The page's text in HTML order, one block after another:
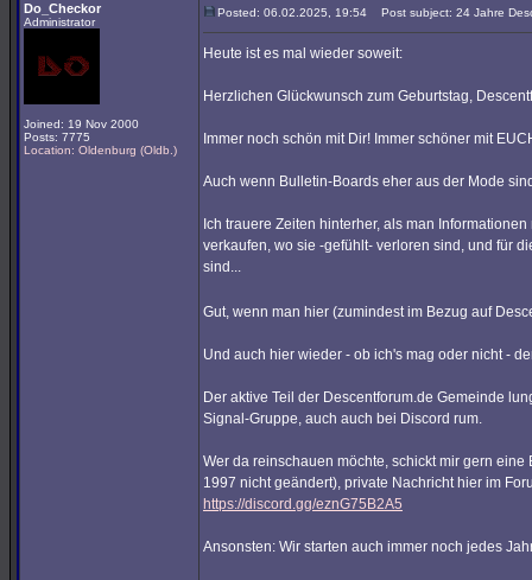
Do_Checkor
Administrator
Joined: 19 Nov 2000
Posts: 7775
Location: Oldenburg (Oldb.)
Posted: 06.02.2025, 19:54 Post subject: 24 Jahre
Heute ist es mal wieder soweit:
Herzlichen Glückwunsch zum Geburtstag,
Immer noch schön mit Dir! Immer schöner mit
Auch wenn Bulletin-Boards eher aus der Mode
Ich trauere Zeiten hinterher, als man
verkaufen, wo sie -gefühlt- verloren sind, und für
sind...
Gut, wenn man hier (zumindest im Bezug auf
Und auch hier wieder - ob ich's mag oder nicht -
Der aktive Teil der Descentforum.de Gemeinde
Signal-Gruppe, auch auch bei Discord rum.
Wer da reinschauen möchte, schickt mir gern
1997 nicht geändert), private Nachricht hier im
https://discord.gg/eznG75B2A5
Ansonsten: Wir starten auch immer noch jedes